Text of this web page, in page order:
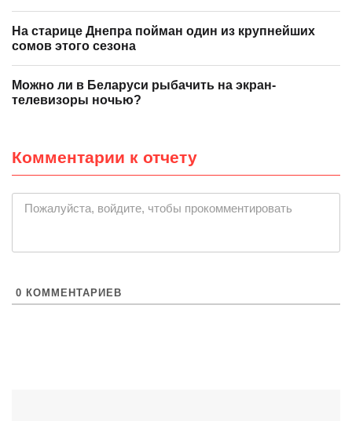
На старице Днепра пойман один из крупнейших
сомов этого сезона
Можно ли в Беларуси рыбачить на экран-
телевизоры ночью?
Комментарии к отчету
Пожалуйста, войдите, чтобы прокомментировать
0 КОММЕНТАРИЕВ